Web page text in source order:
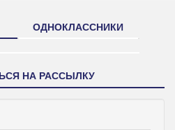
ОДНОКЛАССНИКИ
НА РАССЫЛКУ